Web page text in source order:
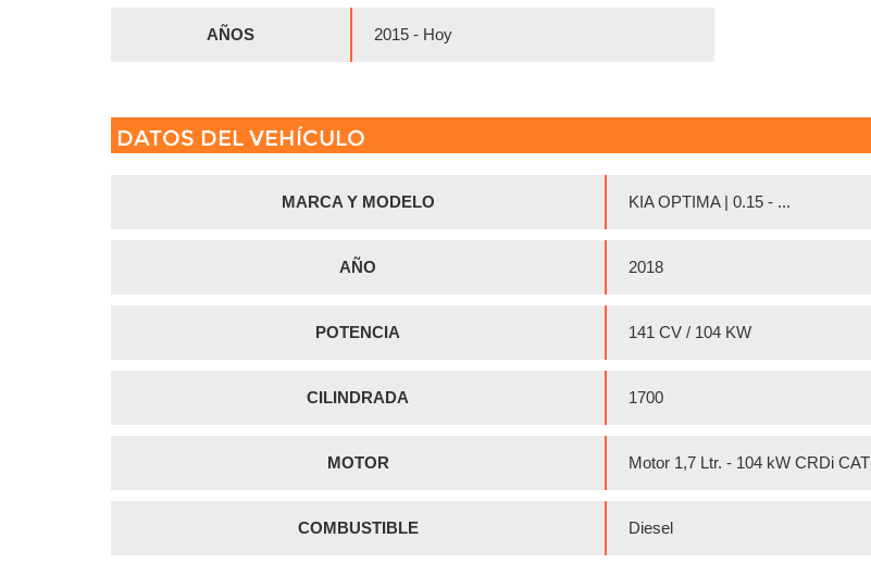
AÑOS 2015 - Hoy
DATOS DEL VEHÍCULO
MARCA Y MODELO KIA OPTIMA | 0.15 - ...
AÑO 2018
POTENCIA 141 CV / 104 KW
CILINDRADA 1700
MOTOR Motor 1,7 Ltr. - 104 kW CRDi CAT
COMBUSTIBLE Diesel